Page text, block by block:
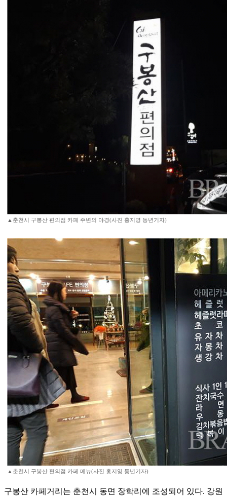
▲춘천시 구봉산 편의점 카페 주변의 야경(사진 홍지영 동년기자)
▲춘천시 구봉산 편의점 카페 메뉴(사진 홍지영 동년기자)
구봉산 카페거리는 춘천시 동면 장학리에 조성되어 있다. 강원